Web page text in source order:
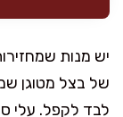
יש מנות
של בצל מטוגן
לבד לקפל. עלי